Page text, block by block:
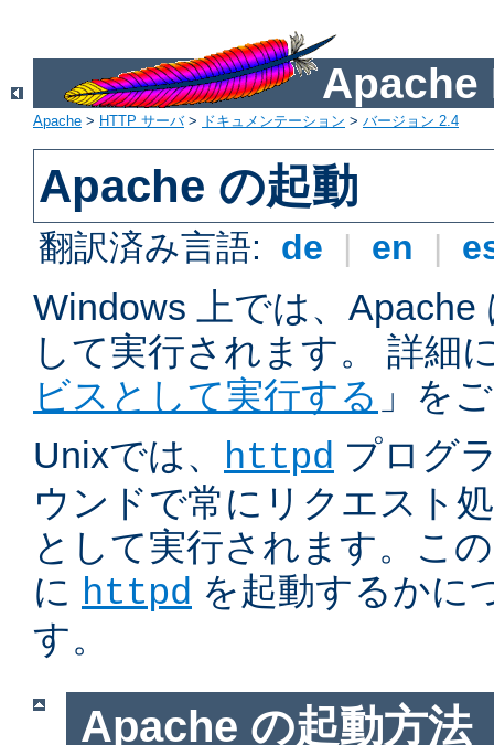
Apache
Apache > HTTP サーバ> ドキュメンテーション > バージョン 2.4
Apache の起動
翻訳済み言語: de | en |
Windows 上では、
して実行されます。 詳細
ビスとして実行する 」を
Unixでは、 httpd プログ
ウンドで常にリクエスト
として実行されます。こ
に httpd を起動するかに
す。
Apache の起動方法